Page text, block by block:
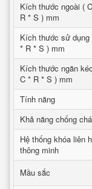
Kích thước ngoài (
R * S ) mm
Kích thước sử dụng
* R * S ) mm
Kích thước ngăn
C * R * S ) mm
Tính năng
Khả năng chống
Hệ thống khóa liên
thông minh
Mầu sắc